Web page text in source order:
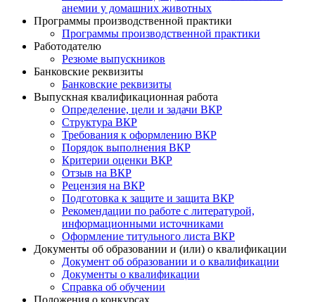
анемии у домашних животных
Программы производственной практики
Программы производственной практики
Работодателю
Резюме выпускников
Банковские реквизиты
Банковские реквизиты
Выпускная квалификационная работа
Определение, цели и задачи ВКР
Структура ВКР
Требования к оформлению ВКР
Порядок выполнения ВКР
Критерии оценки ВКР
Отзыв на ВКР
Рецензия на ВКР
Подготовка к защите и защита ВКР
Рекомендации по работе с литературой,
информационными источниками
Оформление титульного листа ВКР
Документы об образовании и (или) о квалификации
Документ об образовании и о квалификации
Документы о квалификации
Справка об обучении
Положения о конкурсах